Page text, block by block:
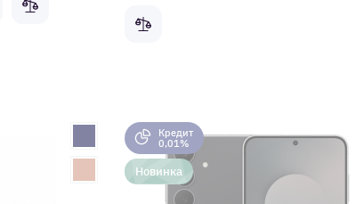
Кредит
0,01%
Новинка